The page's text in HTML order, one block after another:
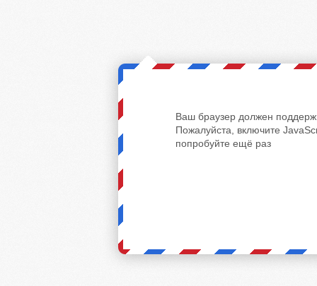
Ваш браузер должен
Пожалуйста, включите
попробуйте ещё раз